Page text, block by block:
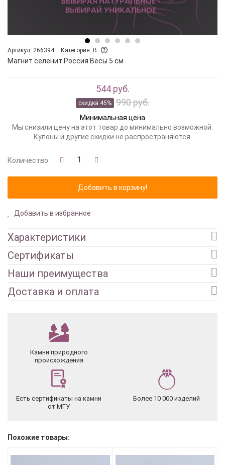
Артикул: 266394 Категория: B
Магнит селенит Россия Весы 5 см
544 руб.
скидка 45% 990 руб.
Минимальная цена
Мы снизили цену на этот товар до минимально возможной.
Купоны и другие скидки не распространяются.
Количество
Добавить в избранное
Характеристики
Сертификаты
Наши преимущества
Доставка и оплата
Камни природного
происхождения
Есть сертификаты на камни
от МГУ
Более 10 000 изделий
Похожие товары: